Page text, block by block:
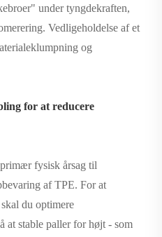
under tyngdekraften,
Vedligeholdelse af et
og
for at reducere
fysisk årsag til
af TPE. For at
du optimere
at stable paller for højt - som